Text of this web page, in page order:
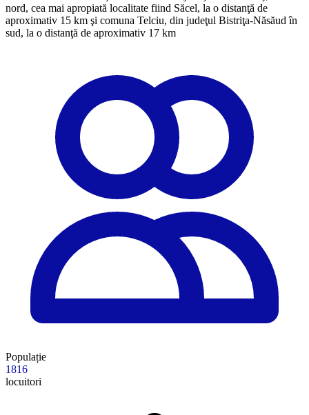
nord, cea mai apropiată localitate fiind Săcel, la o distanţă de
aproximativ 15 km şi comuna Telciu, din judeţul Bistriţa-Năsăud în
sud, la o distanţă de aproximativ 17 km
Populație
1816
locuitori